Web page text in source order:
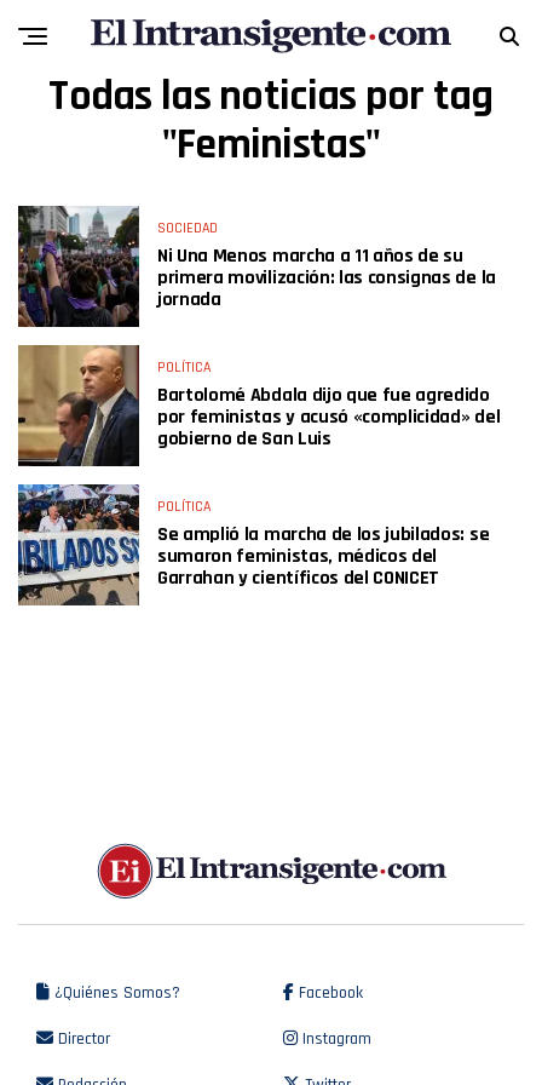
Todas las noticias por tag
"Feministas"
SOCIEDAD
Ni Una Menos marcha a 11 años de su
primera movilización: las consignas de la
jornada
POLÍTICA
Bartolomé Abdala dijo que fue agredido
por feministas y acusó «complicidad» del
gobierno de San Luis
POLÍTICA
Se amplió la marcha de los jubilados: se
sumaron feministas, médicos del
Garrahan y científicos del CONICET
¿Quiénes Somos?
Director
Facebook
Instagram